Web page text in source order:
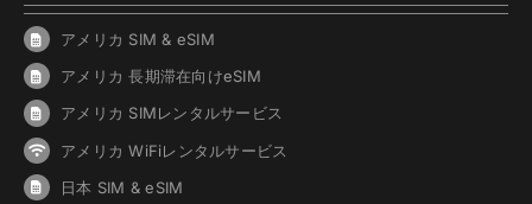
アメリカ SIM & eSIM
アメリカ 長期滞在向けeSIM
アメリカ SIMレンタルサービス
アメリカ WiFiレンタルサービス
日本 SIM & eSIM